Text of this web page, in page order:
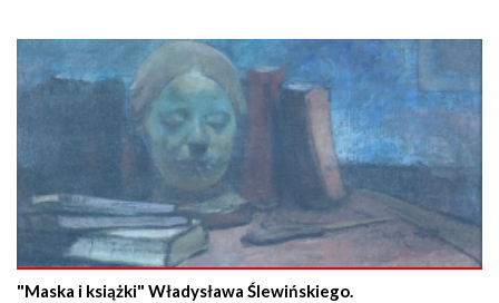
"Maska i książki" Władysława Ślewińskiego.